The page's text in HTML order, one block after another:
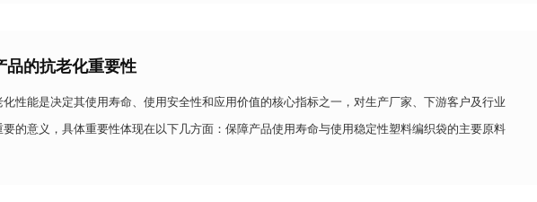
品的抗老化重要性
性能是决定其使用寿命、使用安全性和应用价值的核心指标之一，对生产厂家、下游客户及行业
要的意义，具体重要性体现在以下几方面：保障产品使用寿命与使用稳定性塑料编织袋的主要原料